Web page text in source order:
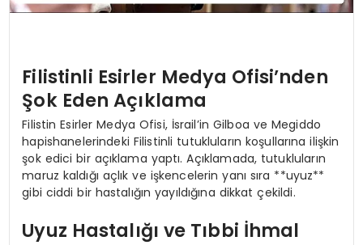
Filistinli Esirler Medya Ofisi’nden
Şok Eden Açıklama
Filistin Esirler Medya Ofisi, İsrail’in Gilboa ve Megiddo
hapishanelerindeki Filistinli tutukluların koşullarına ilişkin
şok edici bir açıklama yaptı. Açıklamada, tutukluların
maruz kaldığı açlık ve işkencelerin yanı sıra **uyuz**
gibi ciddi bir hastalığın yayıldığına dikkat çekildi.
Uyuz Hastalığı ve Tıbbi İhmal